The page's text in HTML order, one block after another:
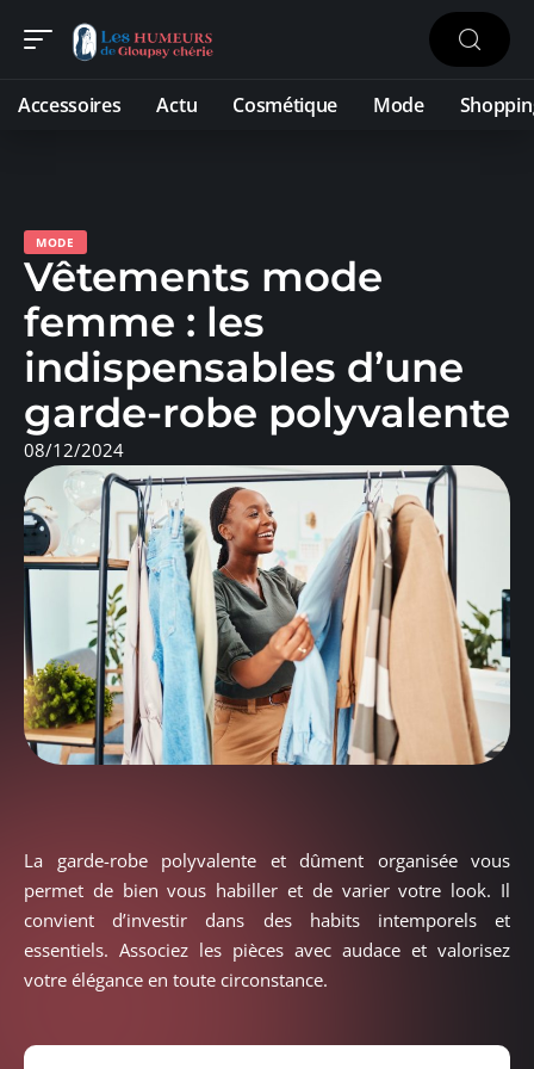
Accessoires Actu Cosmétique Mode
MODE
Vêtements mode
femme : les
indispensables d’une
garde-robe polyvalente
08/12/2024
La garde-robe polyvalente et dûment organisée vous
permet de bien vous habiller et de varier votre look. Il
convient d’investir dans des habits intemporels et
essentiels. Associez les pièces avec audace et valorisez
votre élégance en toute circonstance.